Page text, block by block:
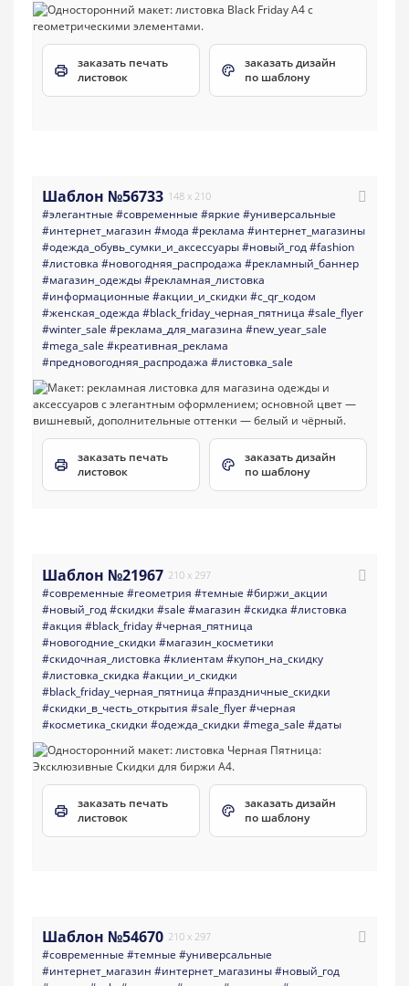
заказать печать
листовок
заказать дизайн
по шаблону
Шаблон №56733 148 x 210
#элегантные #современные #яркие #универсальные
#интернет_магазин #мода #реклама #интернет_магазины
#одежда_обувь_сумки_и_аксессуары#новый_год#fashion
#листовка #новогодняя_распродажа #рекламный_баннер
#магазин_одежды#рекламная_листовка
#информационные #акции_и_скидки #с_qr_кодом
#женская_одежда #black_friday_черная_пятница #sale_flyer
#winter_sale #реклама_для_магазина #new_year_sale
#mega_sale #креативная_реклама
#предновогодняя_распродажа #листовка_sale
заказать печать
листовок
заказать дизайн
по шаблону
Шаблон №21967 210 x 297
#современные #геометрия #темные #биржи_акции
#новый_год#скидки #sale #магазин #скидка #листовка
#акция #black_friday#черная_пятница
#новогодние_скидки #магазин_косметики
#скидочная_листовка #клиентам #купон_на_скидку
#листовка_скидка #акции_и_скидки
#black_friday_черная_пятница #праздничные_скидки
#скидки_в_честь_открытия #sale_flyer#черная
#косметика_скидки #одежда_скидки #mega_sale #даты
заказать печать
листовок
заказать дизайн
по шаблону
Шаблон №54670 210 x 297
#современные #темные #универсальные
#интернет_магазин #интернет_магазины#новый_год